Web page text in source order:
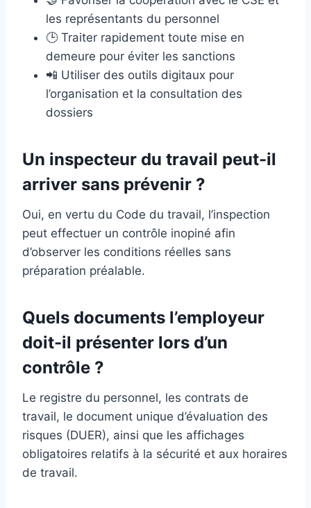
les représentants du personnel
🕒 Traiter rapidement toute mise en
demeure pour éviter les sanctions
📲 Utiliser des outils digitaux pour
l’organisation et la consultation des
dossiers
Un inspecteur du travail peut-il
arriver sans prévenir ?
Oui, en vertu du Code du travail, l’inspection
peut effectuer un contrôle inopiné afin
d’observer les conditions réelles sans
préparation préalable.
Quels documents l’employeur
doit-il présenter lors d’un
contrôle ?
Le registre du personnel, les contrats de
travail, le document unique d’évaluation des
risques (DUER), ainsi que les affichages
obligatoires relatifs à la sécurité et aux horaires
de travail.